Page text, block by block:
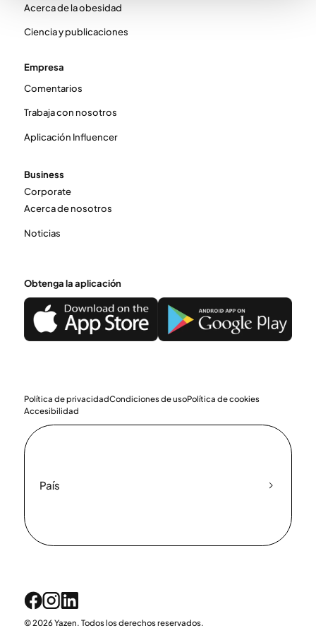
Acerca de la obesidad
Ciencia y publicaciones
Empresa
Comentarios
Trabaja con nosotros
Aplicación Influencer
Business
Corporate
Acerca de nosotros
Noticias
Obtenga la aplicación
Política de privacidadCondiciones de usoPolítica de cookies
Accesibilidad
País
© 2026 Yazen. Todos los derechos reservados.